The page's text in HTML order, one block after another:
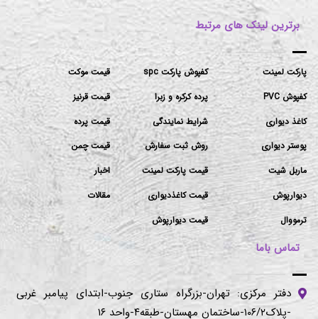
برترین لینک های مرتبط
پارکت لمینت
کفپوش PVC
کاغذ دیواری
پوستر دیواری
ماربل شیت
دیوارپوش
ترمووال
کفپوش پارکت spc
پرده کرکره و زبرا
شرایط نمایندگی
روش ثبت سفارش
قیمت پارکت لمینت
قیمت کاغذدیواری
قیمت دیوارپوش
قیمت موکت
قیمت قرنیز
قیمت پرده
قیمت چمن
اخبار
مقالات
تماس باما
دفتر مرکزی: تهران-بزرگراه ستاری جنوب-ابتدای پیامبر غربی
-پلاک۱۰۶/۲-ساختمان مهستان-طبقه۴-واحد ۱۶